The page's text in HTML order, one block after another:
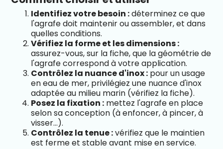
Identifiez votre besoin :déterminez ce que
l'agrafe doit maintenir ou assembler, et dans
quelles conditions.
Vérifiez la forme et les dimensions :
assurez-vous, sur la fiche, que la géométrie de
l'agrafe correspond à votre application.
Contrôlez la nuance d'inox : pour un usage
en eau de mer, privilégiez une nuance d'inox
adaptée au milieu marin (vérifiez la fiche).
Posez la fixation : mettez l'agrafe en place
selon sa conception (à enfoncer, à pincer, à
visser…).
Contrôlez la tenue :vérifiez que le maintien
est ferme et stable avant mise en service.